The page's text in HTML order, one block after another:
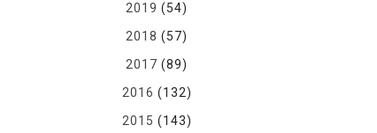
2019 (54)
2018 (57)
2017 (89)
2016 (132)
2015 (143)